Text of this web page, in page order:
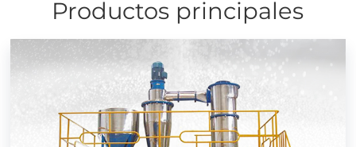
Productos principales